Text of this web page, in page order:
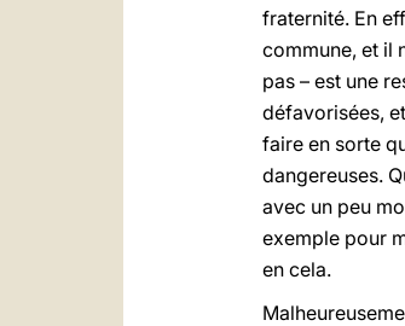
fraternité. En
commune, et il
pas – est une
défavorisées,
faire en sorte
dangereuses.
avec un peu
exemple pour
en cela.